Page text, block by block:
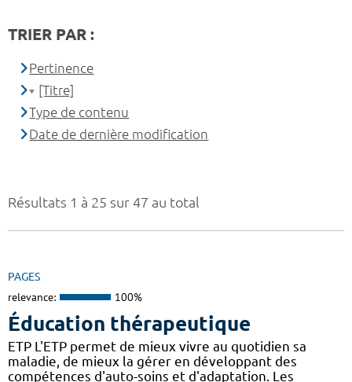
Résultats 1 à 25 sur 47 au total
PAGES
relevance: 100%
Éducation thérapeutique
ETP L'ETP permet de mieux vivre au quotidien sa
maladie, de mieux la gérer en développant des
compétences d'auto-soins et d'adaptation. Les
TRIER PAR :
Pertinence
[Titre]
Type de contenu
Date de dernière modification